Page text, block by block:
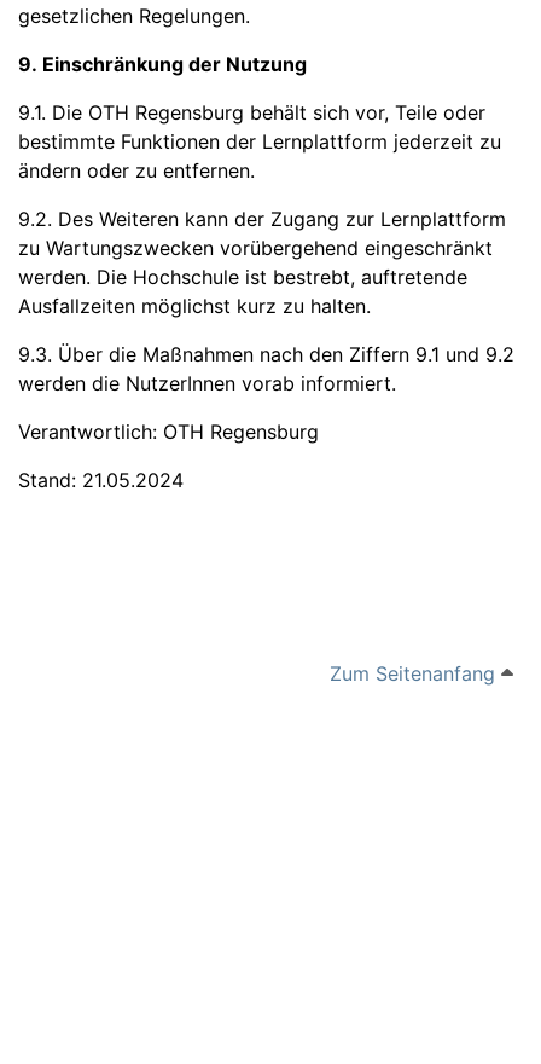
gesetzlichen Regelungen.
9. Einschränkung der Nutzung
9.1. Die OTH Regensburg behält sich vor, Teile oder
bestimmte Funktionen der Lernplattform jederzeit zu
ändern oder zu entfernen.
9.2. Des Weiteren kann der Zugang zur Lernplattform
zu Wartungszwecken vorübergehend eingeschränkt
werden. Die Hochschule ist bestrebt, auftretende
Ausfallzeiten möglichst kurz zu halten.
9.3. Über die Maßnahmen nach den Ziffern 9.1 und 9.2
werden die NutzerInnen vorab informiert.
Verantwortlich: OTH Regensburg
Stand: 21.05.2024
Zum Seitenanfang